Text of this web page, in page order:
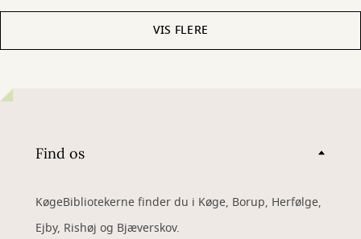
VIS FLERE
Find os
KøgeBibliotekerne finder du i Køge, Borup, Herfølge,
Ejby, Rishøj og Bjæverskov.